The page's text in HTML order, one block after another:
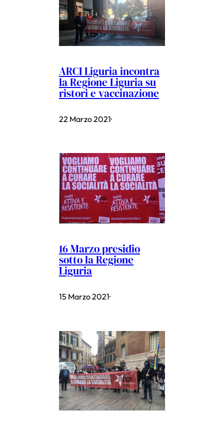
ARCI Liguria incontra
la Regione Liguria su
ristori e vaccinazione
22 Marzo 2021·
16 Marzo presidio
sotto la Regione
Liguria
15 Marzo 2021·